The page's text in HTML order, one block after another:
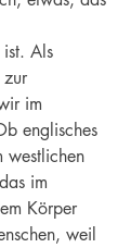
ist. Als
im
englisches
westlichen
im
Körper
weil